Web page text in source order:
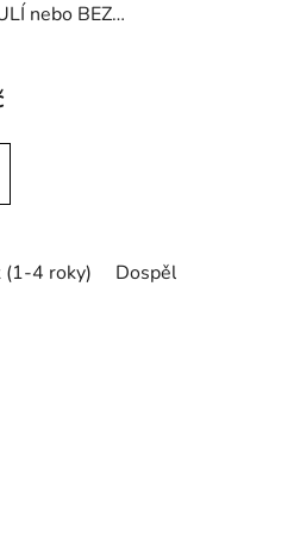
nebo BEZ
(1-4 roky) Dospělácký (5+ let)